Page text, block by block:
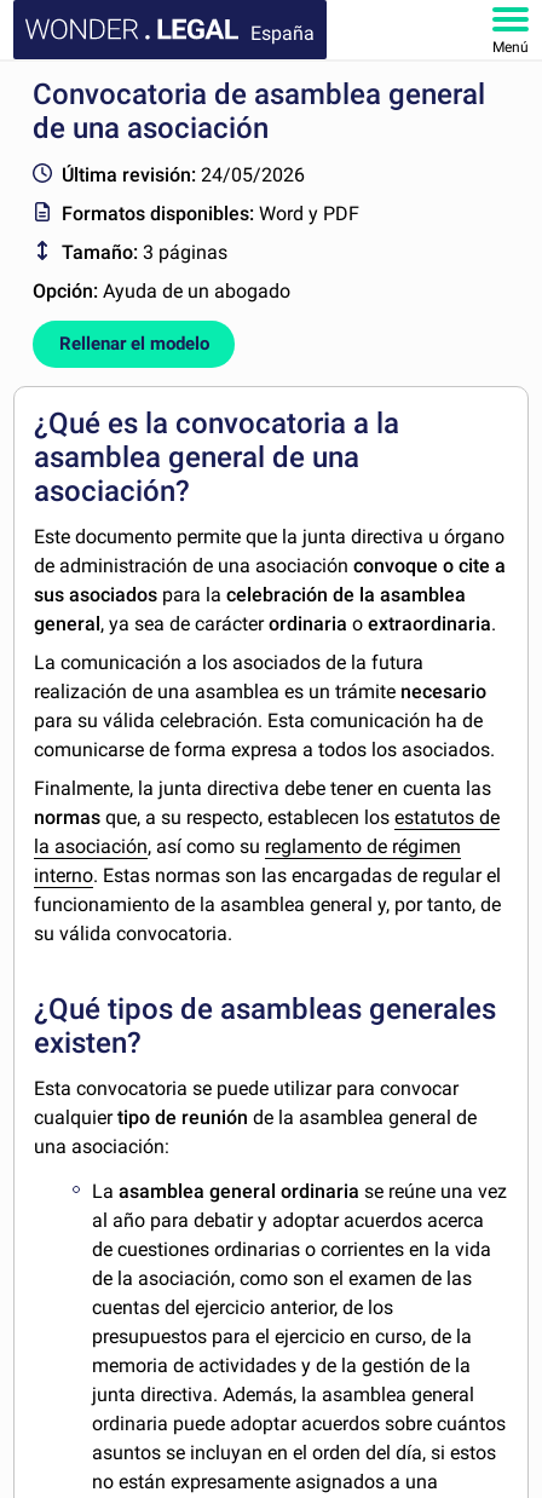
España
Menú
INICIO
FAQ
MI CUENTA
Convocatoria de asamblea general
de una asociación
Última revisión: 24/05/2026
Formatos disponibles:Word y PDF
Tamaño: 3 páginas
Opción:Ayuda de un abogado
Rellenar el modelo
¿Qué es la convocatoria a la
asamblea general de una
asociación?
Este documento permite que la junta directiva u órgano
de administración de una asociaciónconvoque o cite a
sus asociados para lacelebración de la asamblea
general , ya sea de carácterordinariaoextraordinaria.
La comunicación a los asociados de la futura
realización de una asamblea es un trámite necesario
para su válida celebración. Esta comunicación ha de
comunicarse de forma expresa a todos los asociados.
Finalmente, la junta directiva debe tener en cuenta las
normas que, a su respecto, establecen losestatutos de
la asociación, así como su reglamento de régimen
interno. Estas normas son las encargadas de regular el
funcionamiento de la asamblea general y, por tanto, de
su válida convocatoria.
¿Qué tipos de asambleas generales
existen?
Esta convocatoria se puede utilizar para convocar
cualquiertipo de reunión de la asamblea general de
una asociación:
La asamblea general ordinaria se reúne una vez
al año para debatir y adoptar acuerdos acerca
de cuestiones ordinarias o corrientes en la vida
de la asociación, como son el examen de las
cuentas del ejercicio anterior, de los
presupuestos para el ejercicio en curso, de la
memoria de actividades y de la gestión de la
junta directiva. Además, la asamblea general
ordinaria puede adoptar acuerdos sobre cuántos
asuntos se incluyan en el orden del día, si estos
no están expresamente asignados a una